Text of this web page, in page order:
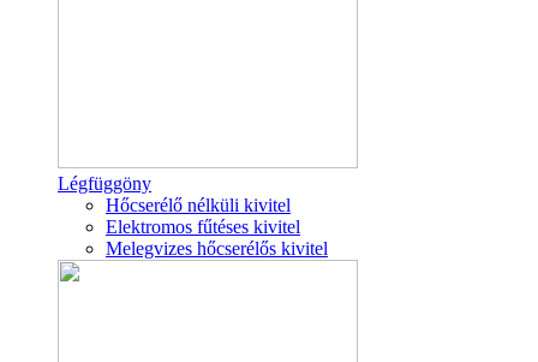
Légfüggöny
Hőcserélő nélküli kivitel
Elektromos fűtéses kivitel
Melegvizes hőcserélős kivitel